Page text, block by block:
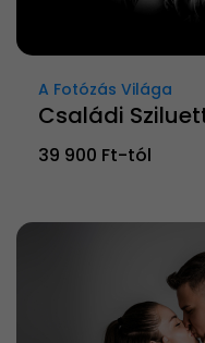
A Fotózás Világa
Családi
39 900 Ft-tól